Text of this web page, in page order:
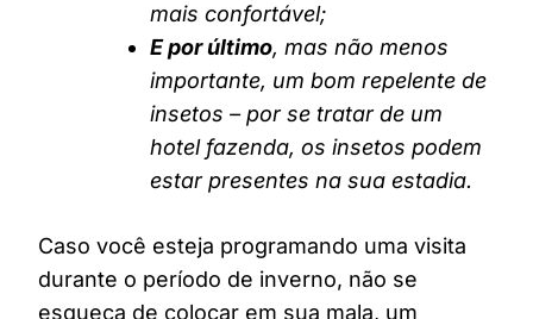
mais confortável;
E por último, mas não menos
importante, um bom repelente de
insetos – por se tratar de um
hotel fazenda, os insetos podem
estar presentes na sua estadia.
Caso você esteja programando uma visita
durante o período de inverno, não se
esqueça de colocar em sua mala, um